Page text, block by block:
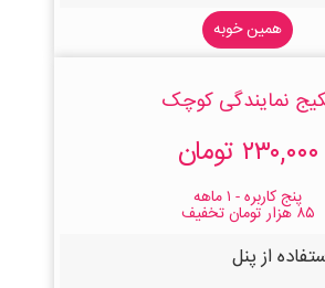
همین خوبه
نمایندگی کوچک
۲۳۰,۰۰۰ تومان
پنج کاربره - ۱ ماهه
۸۵ هزار تومان تخفیف